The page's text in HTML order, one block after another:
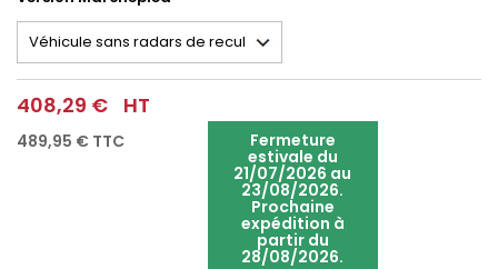
408,29 € HT
489,95 € TTC Fermeture
estivale du
21/07/2026 au
23/08/2026.
Prochaine
expédition à
partir du
28/08/2026.